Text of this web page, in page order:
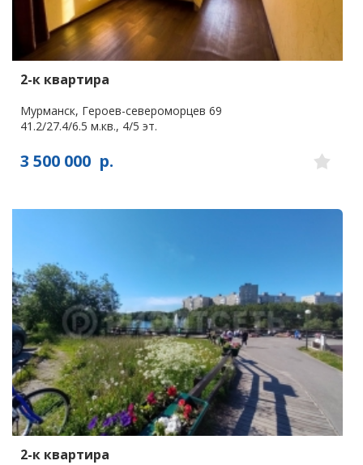
2-к квартира
Мурманск, Героев-североморцев 69
41.2/27.4/6.5 м.кв., 4/5 эт.
3 500 000 р.
2-к квартира